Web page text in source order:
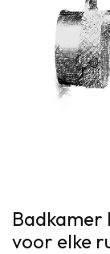
Badkamer
voor elke